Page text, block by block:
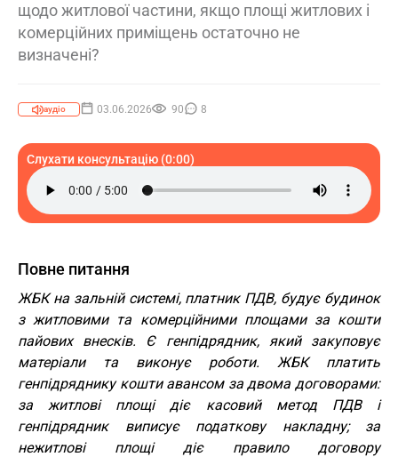
щодо житлової частини, якщо площі житлових і
комерційних приміщень остаточно не
визначені?
аудіо 03.06.2026 90 8
Слухати консультацію (0:00)
Повне питання
ЖБК на зальній системі, платник ПДВ, будує будинок
з житловими та комерційними площами за кошти
пайових внесків. Є генпідрядник, який закуповує
матеріали та виконує роботи. ЖБК платить
генпідряднику кошти авансом за двома договорами:
за житлові площі діє касовий метод ПДВ і
генпідрядник виписує податкову накладну; за
нежитлові площі діє правило договору